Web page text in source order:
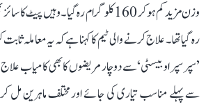
رہ گیا تھا۔ علاج کرنے والی ٹیم کا کہنا ہے کہ یہ معاملہ
’سپر سپر اوبیسٹی‘ سے دوچار مریضوں کا بھی کامیاب
سے پہلے مناسب تیاری کی جائے اور مختلف ماہرین مل